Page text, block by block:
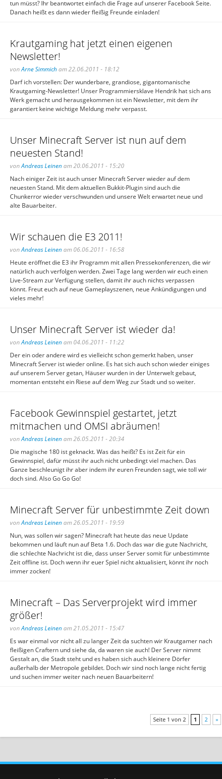
tun müsst? Ihr beantwortet einfach die Frage auf unserer Facebook Seite.
Danach heißt es dann wieder fleißig Freunde einladen!
Krautgaming hat jetzt einen eigenen
Newsletter!
vonArne Simmicham 22.06.2011 - 18:12
Darf ich vorstellen: Der wunderbare, grandiose, gigantomanische
Krautgaming-Newsletter! Unser Programmiersklave Hendrik hat sich ans
Werk gemacht und herausgekommen ist ein Newsletter, mit dem ihr
garantiert keine wichtige Meldung mehr verpasst.
Unser Minecraft Server ist nun auf dem
neuesten Stand!
vonAndreas Leinenam 20.06.2011 - 15:20
Nach einiger Zeit ist auch unser Minecraft Server wieder auf dem
neuesten Stand. Mit dem aktuellen Bukkit-Plugin sind auch die
Chunkerror wieder verschwunden und unsere Welt erwartet neue und
alte Bauarbeiter.
Wir schauen die E3 2011!
vonAndreas Leinenam 06.06.2011 - 16:58
Heute eröffnet die E3 ihr Programm mit allen Pressekonferenzen, die wir
natürlich auch verfolgen werden. Zwei Tage lang werden wir euch einen
Live-Stream zur Verfügung stellen, damit ihr auch nichts verpassen
könnt. Freut euch auf neue Gameplayszenen, neue Ankündigungen und
vieles mehr!
Unser Minecraft Server ist wieder da!
vonAndreas Leinenam 04.06.2011 - 11:22
Der ein oder andere wird es vielleicht schon gemerkt haben, unser
Minecraft Server ist wieder online. Es hat sich auch schon wieder einiges
auf unserem Server getan, Häuser wurden in der Unterwelt gebaut,
momentan entsteht ein Riese auf dem Weg zur Stadt und so weiter.
Facebook Gewinnspiel gestartet, jetzt
mitmachen und OMSI abräumen!
vonAndreas Leinenam 26.05.2011 - 20:34
Die magische 180 ist geknackt. Was das heißt? Es ist Zeit für ein
Gewinnspiel, dafür müsst ihr auch nicht unbedingt viel machen. Das
Ganze beschleunigt ihr aber indem ihr euren Freunden sagt, wie toll wir
doch sind. Also Go Go Go!
Minecraft Server für unbestimmte Zeit down
vonAndreas Leinenam 26.05.2011 - 19:59
Nun, was sollen wir sagen? Minecraft hat heute das neue Update
bekommen und läuft nun auf Beta 1.6. Doch das war die gute Nachricht,
die schlechte Nachricht ist die, dass unser Server somit für unbestimmte
Zeit offline ist. Doch wenn ihr euer Spiel nicht aktualisiert, könnt ihr noch
immer zocken!
Minecraft – Das Serverprojekt wird immer
größer!
vonAndreas Leinenam 21.05.2011 - 15:47
Es war einmal vor nicht all zu langer Zeit da suchten wir Krautgamer nach
fleißigen Craftern und siehe da, da waren sie auch! Der Server nimmt
Gestalt an, die Stadt steht und es haben sich auch kleinere Dörfer
außerhalb der Metropole gebildet. Doch wir sind noch lange nicht fertig
und suchen immer weiter nach neuen Bauarbeitern!
Seite 1 von 2 1 2 »